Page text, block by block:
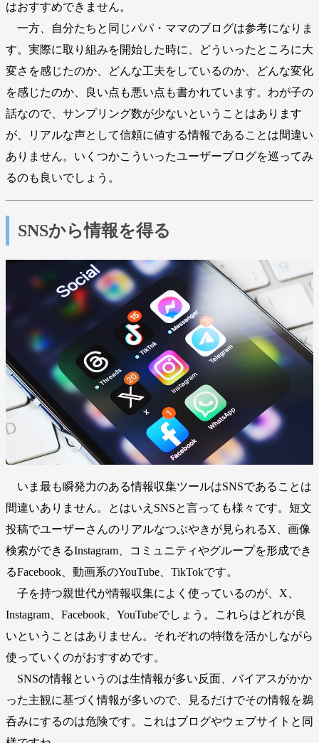
はおすすめできません。
一方、自分たちと同じパパ・ママのブログは参考になりま
す。実際に取り組みを開始した時に、どういったところに大
変さを感じたのか、どんな工夫をしているのか、どんな変化
を感じたのか、良い点も悪い点も書かれています。わが子の
話なので、サンプリング数が少ないということはあります
が、リアルな声として信頼に値する情報であることは間違い
ありません。いくつかこういったユーザーブログを巡ってみ
るのも良いでしょう。
SNSから情報を得る
いま最も瞬発力のある情報収集ツールはSNSであることは
間違いありません。とはいえSNSと言っても様々です。短文
投稿でユーザーさんのリアルなつぶやきが見られるX、画像
検索ができるInstagram、コミュニティやグループを形成でき
るFacebook、動画系のYouTube、TikTokです。
子を持つ親世代が情報収集によく使っているのが、X、
Instagram、Facebook、YouTubeでしょう。これらはどれが良
いということはありません。それぞれの特徴を活かしながら
使っていくのがおすすめです。
SNSの情報というのは生情報が多い反面、バイアスがかか
った主観に基づく情報が多いので、見るだけでその情報を鵜
呑みにするのは危険です。これはブログやウェブサイトと同